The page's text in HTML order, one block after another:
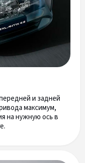
и задней
максимум,
на нужную ось в